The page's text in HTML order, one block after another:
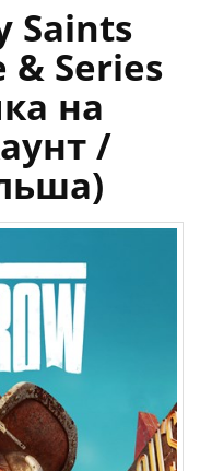
Saints
& Series
на
/